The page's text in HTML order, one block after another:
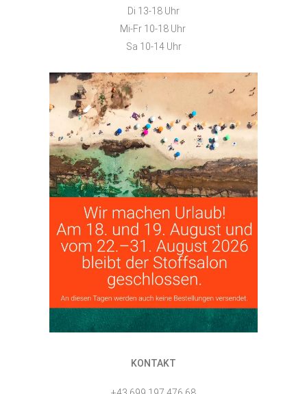
Di 13-18 Uhr
Mi-Fr 10-18 Uhr
Sa 10-14 Uhr
KONTAKT